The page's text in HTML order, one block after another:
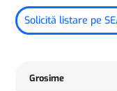
Solicită listare pe
Grosime